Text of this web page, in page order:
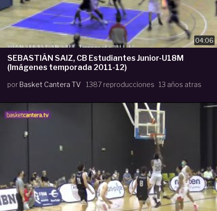
04:06
SEBASTIÁN SAIZ, CB Estudiantes Junior-U18M
(Imágenes temporada 2011-12)
por Basket Cantera TV 1387 reproducciones 13 años atras